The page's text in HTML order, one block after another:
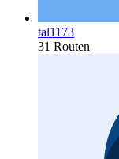
tal1173
31 Routen